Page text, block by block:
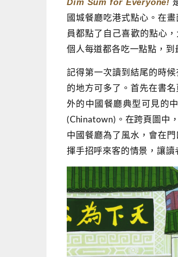
Dim Sum for Everyone!
國城餐廳吃港式點心。在
員都點了自己喜歡的點心
個人每道都各吃一點點，到
記得第一次讀到結尾的時
的地方可多了。首先在書
外的中國餐廳典型可見的
(Chinatown)。在跨頁圖中
中國餐廳為了風水，會在
揮手招呼來客的情景，讓讀